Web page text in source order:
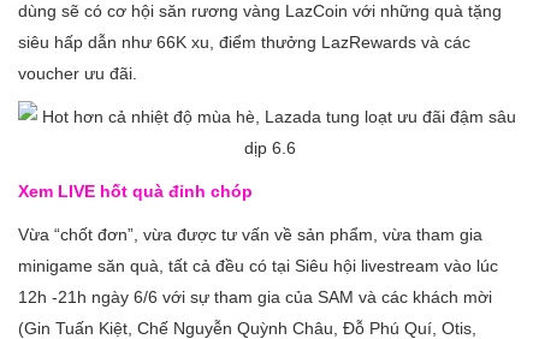
dùng sẽ có cơ hội săn rương vàng LazCoin với những quà tặng
siêu hấp dẫn như 66K xu, điểm thưởng LazRewards và các
voucher ưu đãi.
Xem LIVE hốt quà đỉnh chóp
Vừa “chốt đơn”, vừa được tư vấn về sản phẩm, vừa tham gia
minigame săn quà, tất cả đều có tại Siêu hội livestream vào lúc
12h -21h ngày 6/6 với sự tham gia của SAM và các khách mời
(Gin Tuấn Kiệt, Chế Nguyễn Quỳnh Châu, Đỗ Phú Quí, Otis,